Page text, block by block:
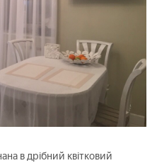
в дрібний квітковий